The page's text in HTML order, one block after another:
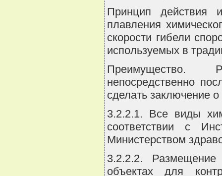
Принцип действия
плавления
скорости гибели
используемых в
Преимущество.
непосредственно
сделать заключение
3.2.2.1. Все виды
соответствии с
Министерством
3.2.2.2. Размещение
объектах для